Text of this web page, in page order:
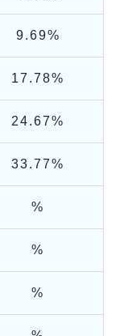
9.69%
17.78%
24.67%
33.77%
%
%
%